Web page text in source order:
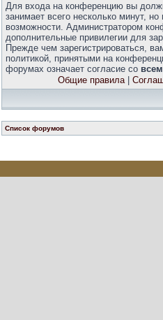
Для входа на конференцию вы
занимает всего несколько минут,
возможности. Администратором
дополнительные привилегии для
Прежде чем зарегистрироваться,
политикой, принятыми на
форумах означает согласие со
Общие правила|
Список форумов